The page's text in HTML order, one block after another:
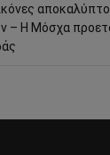
– Η Μόσχα